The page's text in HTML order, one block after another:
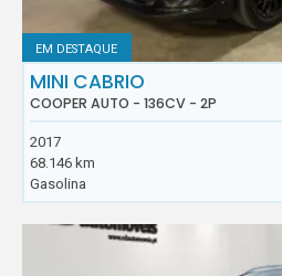
EM DESTAQUE
MINI CABRIO
COOPER AUTO - 136CV - 2P
2017
68.146 km
Gasolina